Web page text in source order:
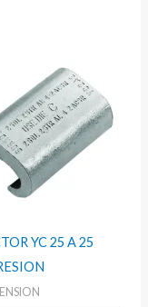
YC 25 A 25